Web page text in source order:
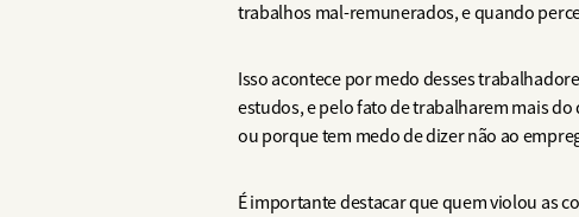
trabalhos mal-remunerados, e quando
Isso acontece por medo desses
estudos, e pelo fato de trabalharem mais
ou porque tem medo de dizer não ao
É importante destacar que quem violou as